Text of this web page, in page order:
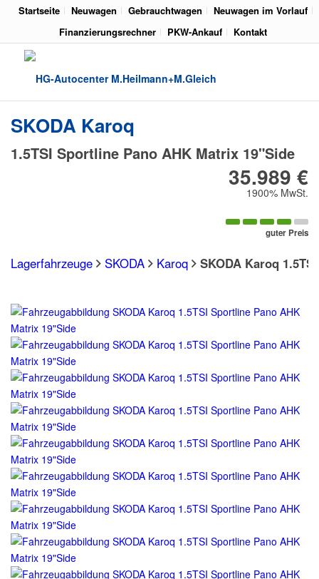
Startseite Neuwagen Gebrauchtwagen
Neuwagen im Vorlauf
Finanzierungsrechner
PKW-Ankauf Kontakt
SKODA Karoq
1.5TSI Sportline Pano AHK Matrix 19"Side
35.989 €
1900% MwSt.
guter Preis
Lagerfahrzeuge SKODA Karoq SKODA Karoq